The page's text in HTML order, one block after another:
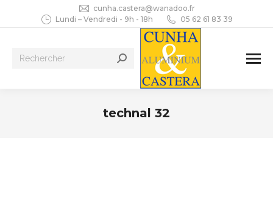
cunha.castera@wanadoo.fr
Lundi – Vendredi - 9h - 18h
05 62 61 83 39
Recherche
technal 32